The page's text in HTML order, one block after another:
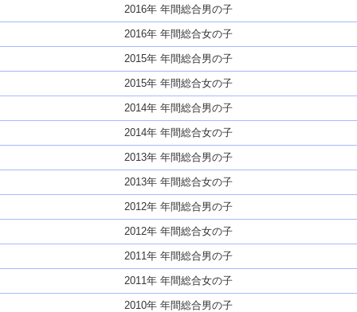
2016年 年間総合男の子
2016年 年間総合女の子
2015年 年間総合男の子
2015年 年間総合女の子
2014年 年間総合男の子
2014年 年間総合女の子
2013年 年間総合男の子
2013年 年間総合女の子
2012年 年間総合男の子
2012年 年間総合女の子
2011年 年間総合男の子
2011年 年間総合女の子
2010年 年間総合男の子